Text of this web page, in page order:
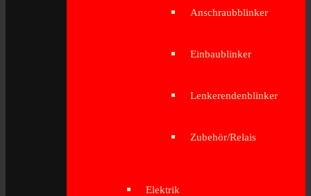
Anschraubblinker
Einbaublinker
Lenkerendenblinker
Zubehör/Relais
Elektrik